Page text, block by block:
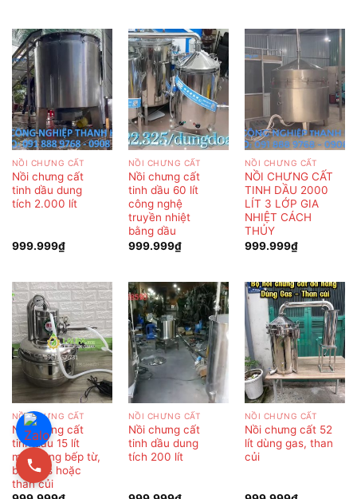
NỒI CHƯNG CẤT
Nồi chưng cất
tinh dầu dung
tích 2.000 lít
999.999₫
NỒI CHƯNG CẤT
Nồi chưng cất
tinh dầu 60 lít
công nghệ
truyền nhiệt
bằng dầu
999.999₫
NỒI CHƯNG CẤT
NỒI CHƯNG CẤT
TINH DẦU 2000
LÍT 3 LỚP GIA
NHIỆT CÁCH
THỦY
999.999₫
NỒI CHƯNG CẤT
Nồi chưng cất
tinh dầu 15 lít
mini dùng bếp từ,
bếp gas hoặc
than củi
NỒI CHƯNG CẤT
Nồi chưng cất
tinh dầu dung
tích 200 lít
NỒI CHƯNG CẤT
Nồi chưng cất 52
lít dùng gas, than
củi